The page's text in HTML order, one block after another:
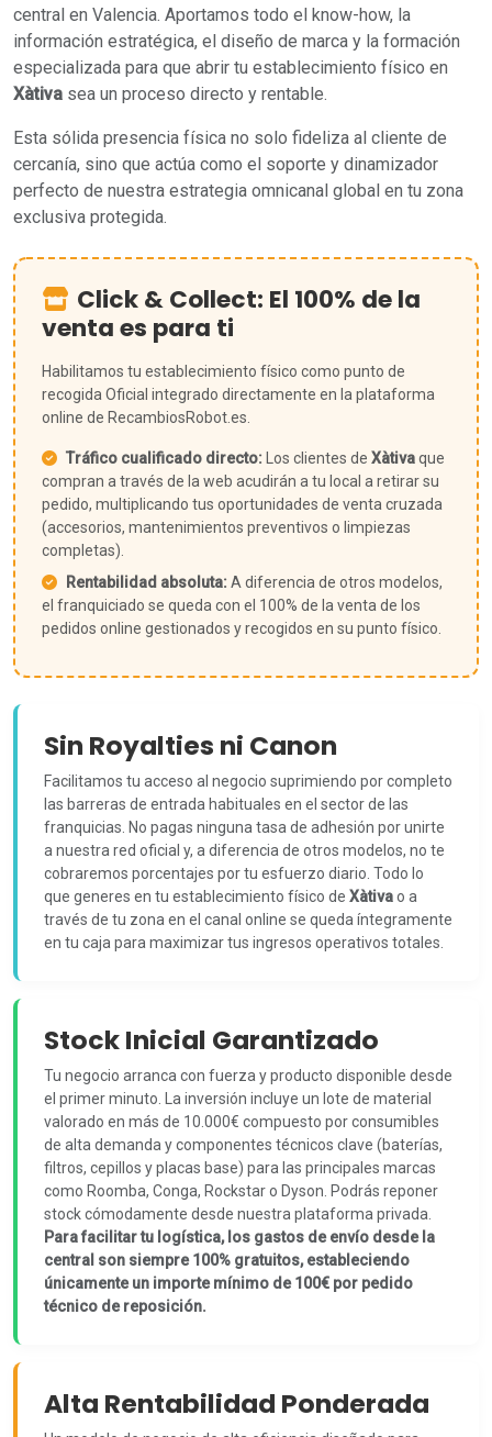
central en Valencia. Aportamos todo el know-how, la
información estratégica, el diseño de marca y la formación
especializada para que abrir tu establecimiento físico en
Xàtiva sea un proceso directo y rentable.
Esta sólida presencia física no solo fideliza al cliente de
cercanía, sino que actúa como el soporte y dinamizador
perfecto de nuestra estrategia omnicanal global en tu zona
exclusiva protegida.
Click & Collect: El 100% de la
venta es para ti
Habilitamos tu establecimiento físico como punto de
recogida Oficial integrado directamente en la plataforma
online de RecambiosRobot.es.
Tráfico cualificado directo: Los clientes de Xàtivaque
compran a través de la web acudirán a tu local a retirar su
pedido, multiplicando tus oportunidades de venta cruzada
(accesorios, mantenimientos preventivos o limpiezas
completas).
Rentabilidad absoluta:A diferencia de otros modelos,
el franquiciado se queda con el 100% de la venta de los
pedidos online gestionados y recogidos en su punto físico.
Sin Royalties ni Canon
Facilitamos tu acceso al negocio suprimiendo por completo
las barreras de entrada habituales en el sector de las
franquicias. No pagas ninguna tasa de adhesión por unirte
a nuestra red oficial y, a diferencia de otros modelos, no te
cobraremos porcentajes por tu esfuerzo diario. Todo lo
que generes en tu establecimiento físico de Xàtivao a
través de tu zona en el canal online se queda íntegramente
en tu caja para maximizar tus ingresos operativos totales.
Stock Inicial Garantizado
Tu negocio arranca con fuerza y producto disponible desde
el primer minuto. La inversión incluye un lote de material
valorado en más de 10.000€ compuesto por consumibles
de alta demanda y componentes técnicos clave (baterías,
filtros, cepillos y placas base) para las principales marcas
como Roomba, Conga, Rockstar o Dyson. Podrás reponer
stock cómodamente desde nuestra plataforma privada.
Para facilitar tu logística, los gastos de envío desde la
central son siempre 100% gratuitos, estableciendo
únicamente un importe mínimo de 100€ por pedido
técnico de reposición.
Alta Rentabilidad Ponderada